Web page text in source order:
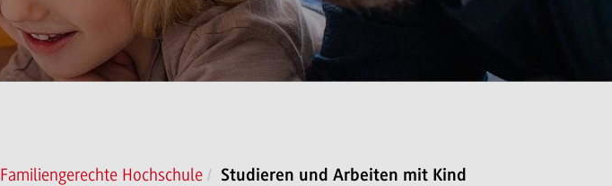
Familiengerechte Hochschule Studieren und Arbeiten mit Kind